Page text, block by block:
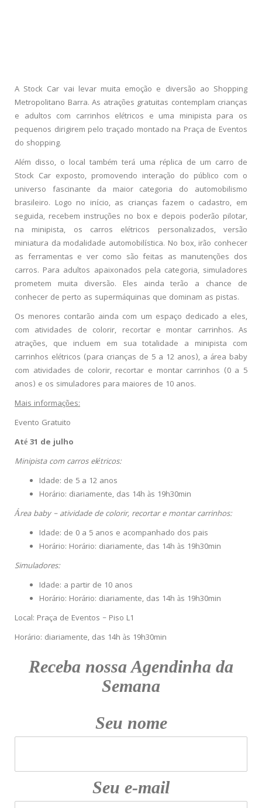
A Stock Car vai levar muita emoção e diversão ao Shopping
Metropolitano Barra. As atrações gratuitas contemplam crianças
e adultos com carrinhos elétricos e uma minipista para os
pequenos dirigirem pelo traçado montado na Praça de Eventos
do shopping.
Além disso, o local também terá uma réplica de um carro de
Stock Car exposto, promovendo interação do público com o
universo fascinante da maior categoria do automobilismo
brasileiro. Logo no início, as crianças fazem o cadastro, em
seguida, recebem instruções no box e depois poderão pilotar,
na minipista, os carros elétricos personalizados, versão
miniatura da modalidade automobilística. No box, irão conhecer
as ferramentas e ver como são feitas as manutenções dos
carros. Para adultos apaixonados pela categoria, simuladores
prometem muita diversão. Eles ainda terão a chance de
conhecer de perto as supermáquinas que dominam as pistas.
Os menores contarão ainda com um espaço dedicado a eles,
com atividades de colorir, recortar e montar carrinhos. As
atrações, que incluem em sua totalidade a minipista com
carrinhos elétricos (para crianças de 5 a 12 anos), a área baby
com atividades de colorir, recortar e montar carrinhos (0 a 5
anos) e os simuladores para maiores de 10 anos.
Mais informações:
Evento Gratuito
Até 31 de julho
Minipista com carros elétricos:
Idade: de 5 a 12 anos
Horário: diariamente, das 14h às 19h30min
Área baby – atividade de colorir, recortar e montar carrinhos:
Idade: de 0 a 5 anos e acompanhado dos pais
Horário: Horário: diariamente, das 14h às 19h30min
Simuladores:
Idade: a partir de 10 anos
Horário: Horário: diariamente, das 14h às 19h30min
Local: Praça de Eventos – Piso L1
Horário: diariamente, das 14h às 19h30min
Receba nossa Agendinha da
Semana
Seu nome
Seu e-mail